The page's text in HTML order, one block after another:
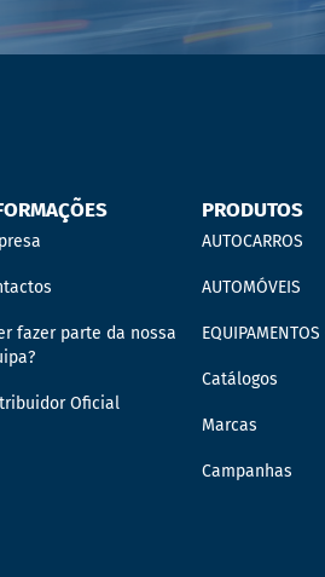
fazer parte da nossa
Oficial
PRODUTOS
AUTOCARROS
AUTOMÓVEIS
Catálogos
Marcas
Campanhas